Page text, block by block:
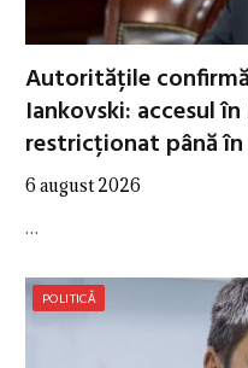
Autoritățile
Iankovski: accesul
restricționat până în
6 august 2026
…
POLITICĂ